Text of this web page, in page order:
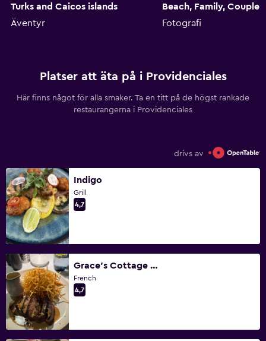
Turks and Caicos islands
Äventyr
Beach, Family, Couple
Fotografi
Platser att äta på i Providenciales
Här finns något för alla smaker. Ta en titt på de högst rankade
restaurangerna i Providenciales
drivs av
Indigo
Grill
4,7
Grace's Cottage Restaurant
French
4,7